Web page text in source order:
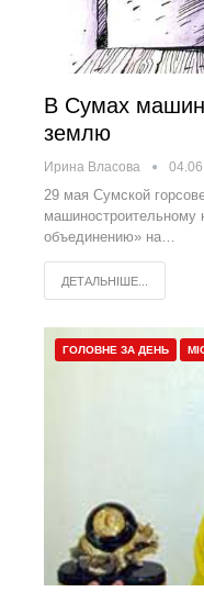
В Сумах
землю
Ирина Власова
29 мая Сумской
машиностроительному
объединению» на…
ДЕТАЛЬНІШЕ...
ГОЛОВНЕ ЗА ДЕНЬ